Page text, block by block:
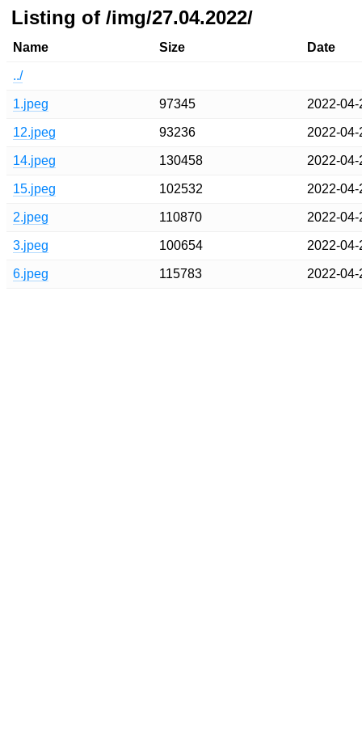
Listing of /img/27.04.2022/
Name Size Date
../
1.jpeg 97345 2022-
12.jpeg 93236 2022-
14.jpeg 130458 2022-
15.jpeg 102532 2022-
2.jpeg 110870 2022-
3.jpeg 100654 2022-
6.jpeg 115783 2022-